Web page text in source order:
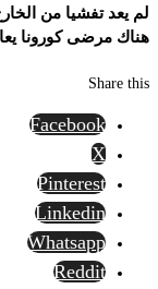
لم يعد تفشيا من
هناك مرضى كورونا
Share this
Facebook
X
Pinterest
Linkedin
Whatsapp
Reddit